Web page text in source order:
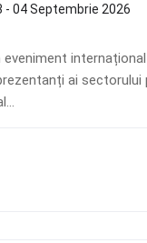
- 04 Septembrie 2026
ai